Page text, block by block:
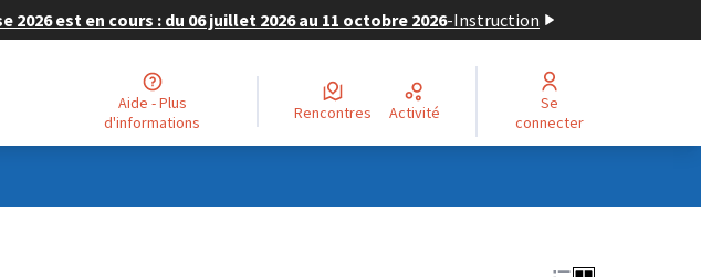
est en cours : du 06 juillet 2026 au 11 octobre 2026-Instruction
Aide - Plus
d'informations
Rencontres Activité
Se
connecter